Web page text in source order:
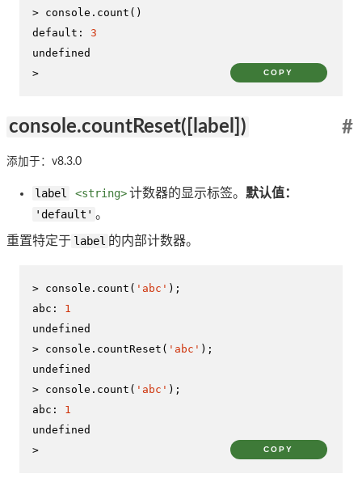
> console . count
default : 3
undefined
>
COPY
console.countReset([label]) #
添加于：v8.3.0
label <string>计数器的显示标签。 默认值：
'default' 。
重置特定于 label 的内部计数器。
> console . count ( 'abc'
abc : 1
undefined
> console . countReset ( 'abc'
undefined
> console . count ( 'abc'
abc : 1
undefined
>
COPY